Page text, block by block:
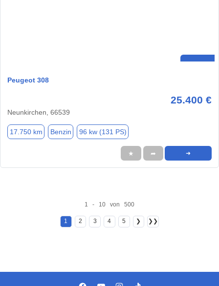
Peugeot 308
25.400 €
Neunkirchen, 66539
17.750 km Benzin 96 kw (131 PS)
★ ➦ ➜
1 - 10 von 500
1 2 3 4 5 ❯ ❯❯